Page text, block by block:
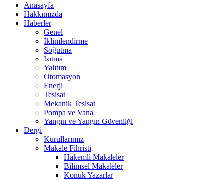
Anasayfa
Hakkımızda
Haberler
Genel
İklimlendirme
Soğutma
Isıtma
Yalıtım
Otomasyon
Enerji
Tesisat
Mekanik Tesisat
Pompa ve Vana
Yangın ve Yangın Güvenliği
Dergi
Kurullarımız
Makale Fihristi
Hakemli Makaleler
Bilimsel Makaleler
Konuk Yazarlar